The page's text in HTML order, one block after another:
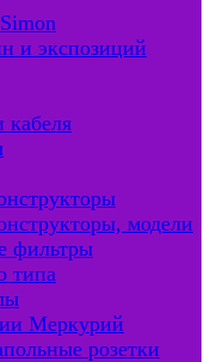
и экспозиций
кабеля
модели
фильтры
типа
Меркурий
розетки